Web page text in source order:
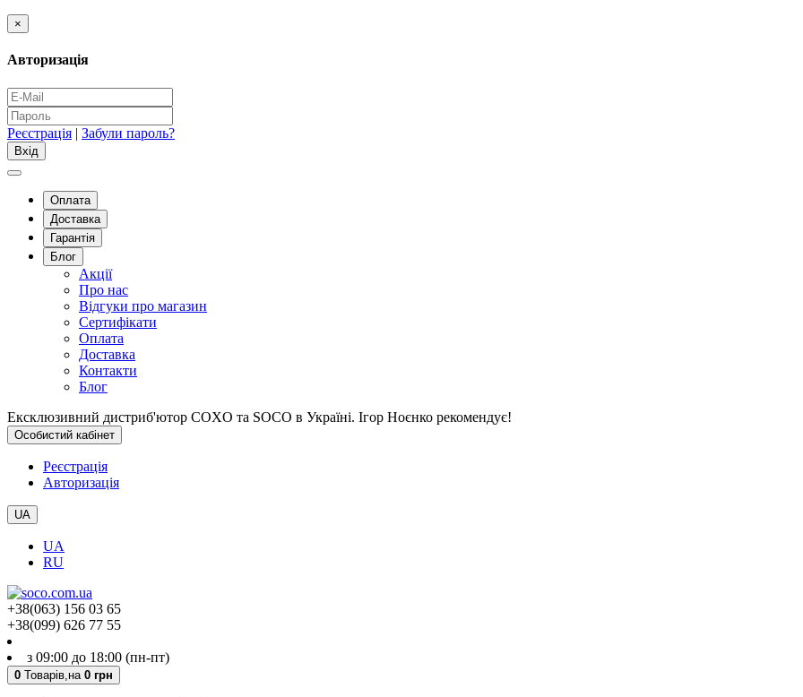
×
Авторизація
Реєстрація | Забули пароль?
Оплата
Доставка
Гарантія
Блог
Акції
Про нас
Відгуки про магазин
Сертифікати
Оплата
Доставка
Контакти
Блог
Ексклюзивний дистриб'ютор COXO та SOCO в Україні. Ігор Ноєнко рекомендує!
Особистий кабінет
Реєстрація
Авторизація
UA
UA
RU
+38(063) 156 03 65
+38(099) 626 77 55
з 09:00 до 18:00 (пн-пт)
0 Товарів, на 0 грн